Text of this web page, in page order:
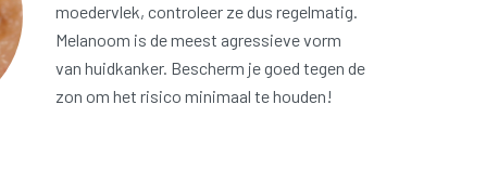
moedervlek, controleer ze dus regelmatig.
Melanoom is de meest agressieve vorm
van huidkanker. Bescherm je goed tegen de
zon om het risico minimaal te houden!